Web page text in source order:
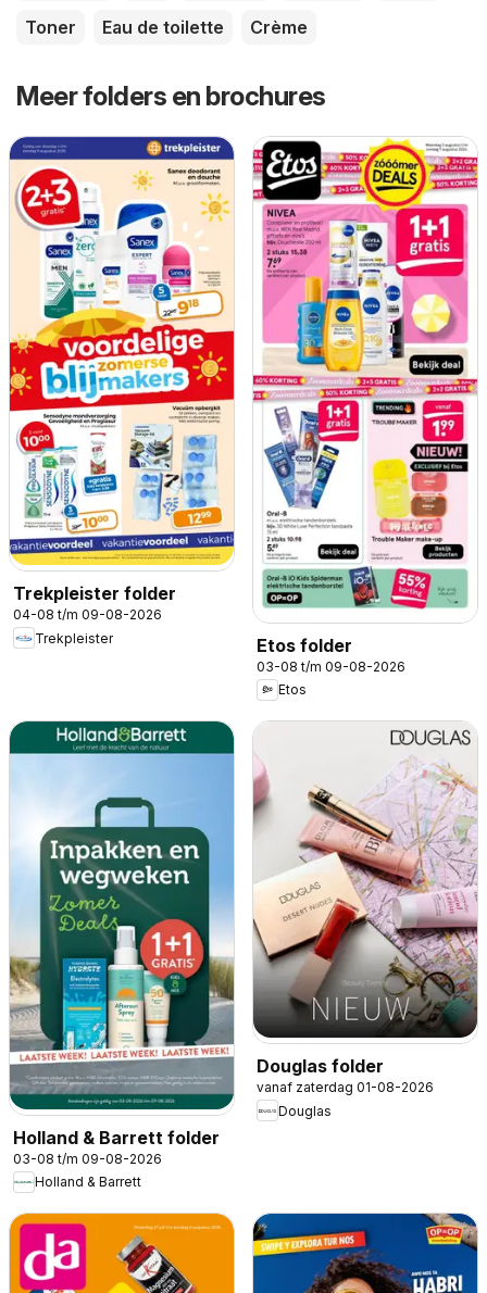
Toner
Eau de toilette Crème
Meer folders en brochures
Trekpleister folder
04-08 t/m 09-08-2026
Trekpleister
Etos folder
03-08 t/m 09-08-2026
Etos
Holland & Barrett folder
03-08 t/m 09-08-2026
Holland & Barrett
Douglas folder
vanaf zaterdag 01-08-2026
Douglas